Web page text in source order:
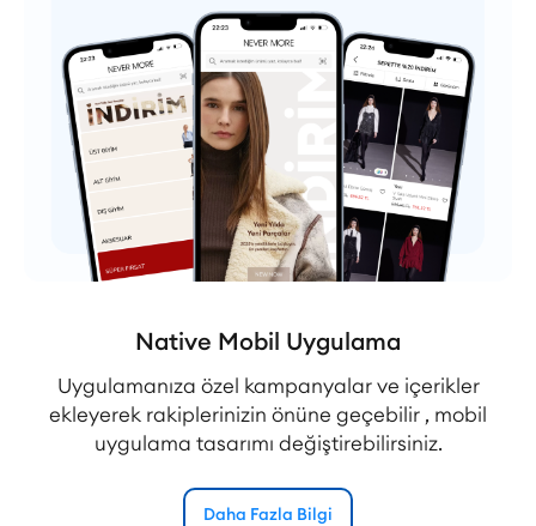
Native Mobil Uygulama
Uygulamanıza özel kampanyalar ve içerikler
ekleyerek rakiplerinizin önüne geçebilir , mobil
uygulama tasarımı değiştirebilirsiniz.
Daha Fazla Bilgi